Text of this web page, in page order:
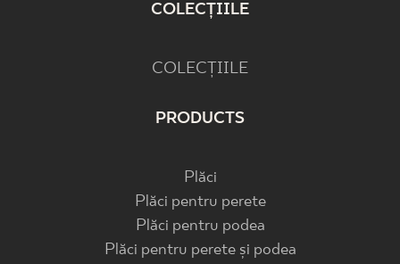
COLECȚIILE
COLECȚIILE
PRODUCTS
Plăci
Plăci pentru perete
Plăci pentru podea
Plăci pentru perete și podea